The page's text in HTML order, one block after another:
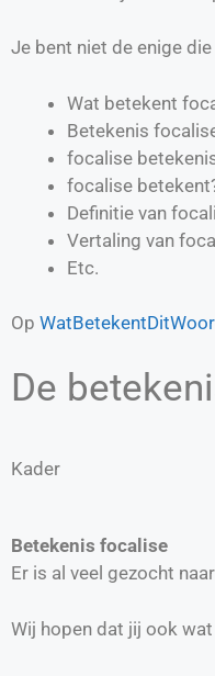
Je bent niet de enige
Wat betekent
Betekenis
focalise
focalise
Definitie van
Vertaling van
Etc.
Op
De
Kader
Betekenis focalise
Er is al veel gezocht
Wij hopen dat jij ook